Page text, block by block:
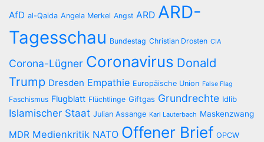
AfD al-Qaida Angela Merkel Angst ARD ARD-
Tagesschau Bundestag Christian Drosten CIA
Corona-Lügner Coronavirus Donald
Trump Dresden Empathie Europäische Union False Flag
Faschismus Flugblatt Flüchtlinge Giftgas Grundrechte Idlib
Islamischer Staat Julian Assange Karl Lauterbach Maskenzwang
MDR Medienkritik NATO Offener Brief OPCW